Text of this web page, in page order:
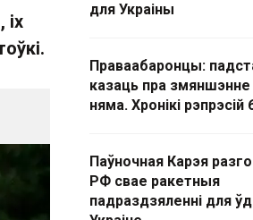
для Украіны
Праваабаронцы:
казаць пра змяншэнне
няма. Хронікі рэпрэсій
Паўночная Карэя
РФ свае ракетныя
падраздзяленні для